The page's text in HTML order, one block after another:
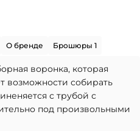
О бренде Брошюры 1
воронка, которая
возможности собирать
с трубой с
под произвольными